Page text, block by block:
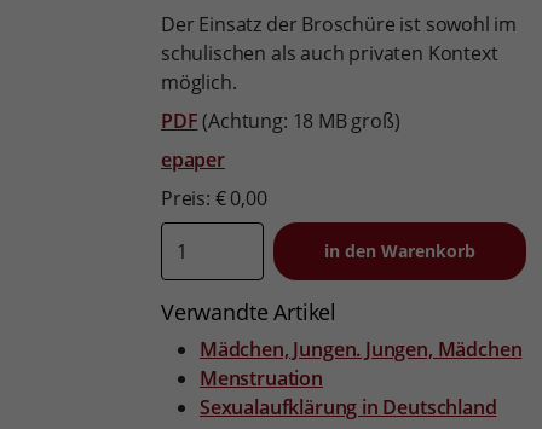
Der Einsatz der Broschüre ist sowohl im
schulischen als auch privaten Kontext
möglich.
PDF(Achtung: 18 MB groß)
epaper
Preis: € 0,00
Verwandte Artikel
Mädchen, Jungen. Jungen, Mädchen
Menstruation
Sexualaufklärung in Deutschland